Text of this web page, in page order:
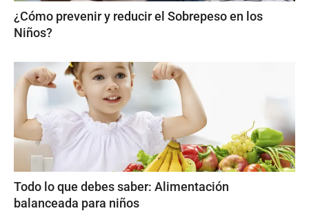
¿Cómo prevenir y reducir el Sobrepeso en los
Niños?
Todo lo que debes saber: Alimentación
balanceada para niños